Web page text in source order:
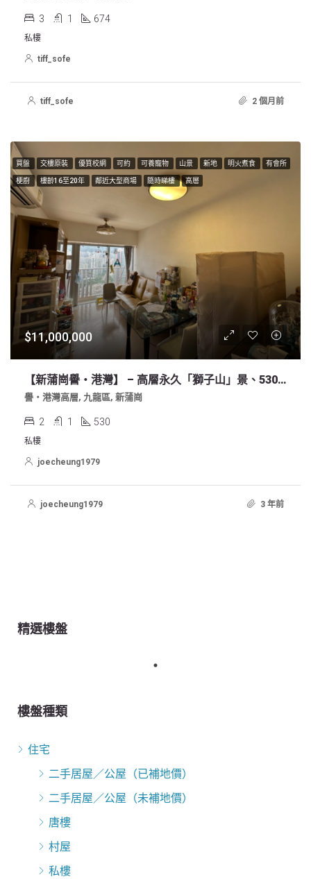
3 1 674
私樓
tiff_sofe
tiff_sofe 2 個月前
買盤 交樓原裝 優質校網 可約 可養寵物 山景 新地 明火煮食 有會所
梗廚 樓齡16至20年 鄰近大型商場 隨時睇樓 高層
$11,000,000
【新蒲崗譽‧港灣】 – 高層永久「獅子山」景、530實尺、2房2廳1厠
譽‧港灣高層, 九龍區, 新蒲崗
2 1 530
私樓
joecheung1979
joecheung1979 3 年前
精選樓盤
樓盤種類
住宅
二手居屋／公屋（已補地價）
二手居屋／公屋（未補地價）
唐樓
村屋
私樓